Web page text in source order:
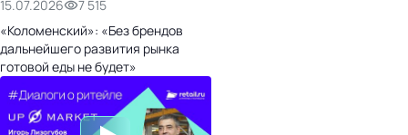
15.07.2026
7 515
«Коломенский»: «Без брендов
дальнейшего развития рынка
готовой еды не будет»